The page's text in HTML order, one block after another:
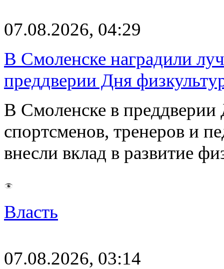
07.08.2026, 04:29
В Смоленске наградили
преддверии Дня
В Смоленске в преддверии
спортсменов, тренеров и
внесли вклад в развитие
Власть
07.08.2026, 03:14